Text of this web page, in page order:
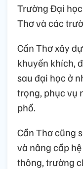
Trường Đại
Thơ và các
Cần Thơ xây
khuyến khích,
sau đại học ở
trọng, phục vụ
phố.
Cần Thơ cũng
và nâng cấp
thông, trường